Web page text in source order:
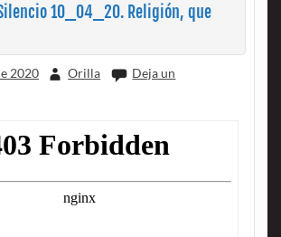
10_04_20. Religión, que
2020 Orilla
Deja un